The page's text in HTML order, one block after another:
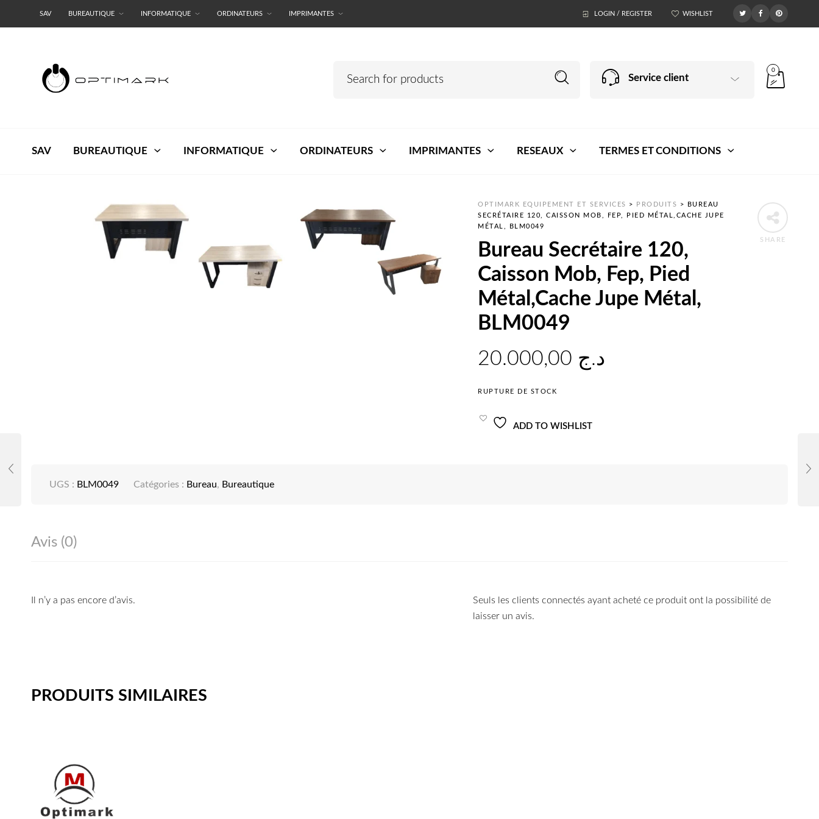
SAV BUREAUTIQUE INFORMATIQUE ORDINATEURS IMPRIMANTES LOGIN / REGISTER WISHLIST
Service client
0
SAV BUREAUTIQUE INFORMATIQUE ORDINATEURS IMPRIMANTES RESEAUX TERMES ET CONDITIONS
SHARE
OPTIMARK EQUIPEMENT ET SERVICES > PRODUITS >
BUREAU
SECRÉTAIRE 120, CAISSON MOB, FEP, PIED MÉTAL,CACHE JUPE
MÉTAL, BLM0049
Bureau Secrétaire 120,
Caisson Mob, Fep, Pied
Métal,Cache Jupe Métal,
BLM0049
د.ج
RUPTURE DE STOCK
ADD TO WISHLIST
UGS : BLM0049 Catégories : Bureau, Bureautique
Avis (0)
Il n’y a pas encore d’avis.
Seuls les clients connectés ayant acheté ce produit ont la possibilité de
laisser un avis.
PRODUITS SIMILAIRES